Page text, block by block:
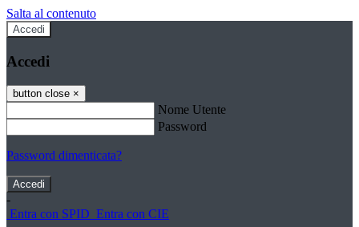
Salta al contenuto
Accedi
Accedi
button close ×
Nome Utente
Password
Password dimenticata?
-
Entra con SPID Entra con CIE